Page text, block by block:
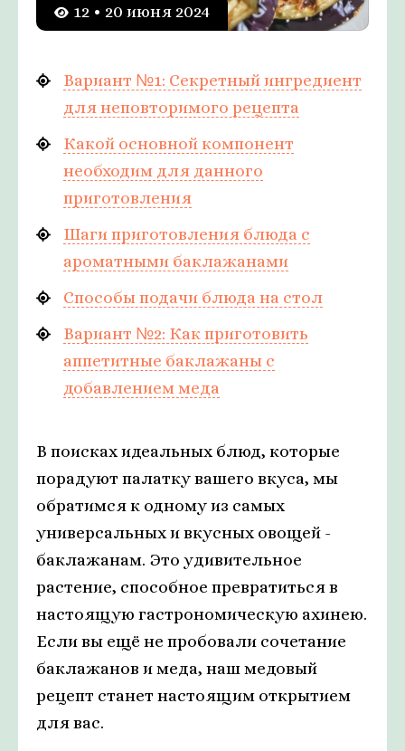
12 • 20 июня 2024
Вариант №1: Секретный ингредиент
для неповторимого рецепта
Какой основной компонент
необходим для данного
приготовления
Шаги приготовления блюда с
ароматными баклажанами
Способы подачи блюда на стол
Вариант №2: Как приготовить
аппетитные баклажаны с
добавлением меда
В поисках идеальных блюд, которые
порадуют палатку вашего вкуса, мы
обратимся к одному из самых
универсальных и вкусных овощей -
баклажанам. Это удивительное
растение, способное превратиться в
настоящую гастрономическую ахинею.
Если вы ещё не пробовали сочетание
баклажанов и меда, наш медовый
рецепт станет настоящим открытием
для вас.